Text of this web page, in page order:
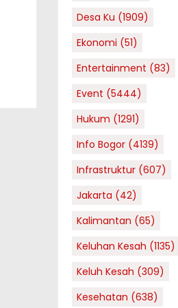
Desa Ku (1909)
Ekonomi (51)
Entertainment (83)
Event (5444)
Hukum (1291)
Info Bogor(4139)
Infrastruktur(607)
Jakarta (42)
Kalimantan (65)
Keluhan Kesah (1135)
Keluh Kesah (309)
Kesehatan (638)